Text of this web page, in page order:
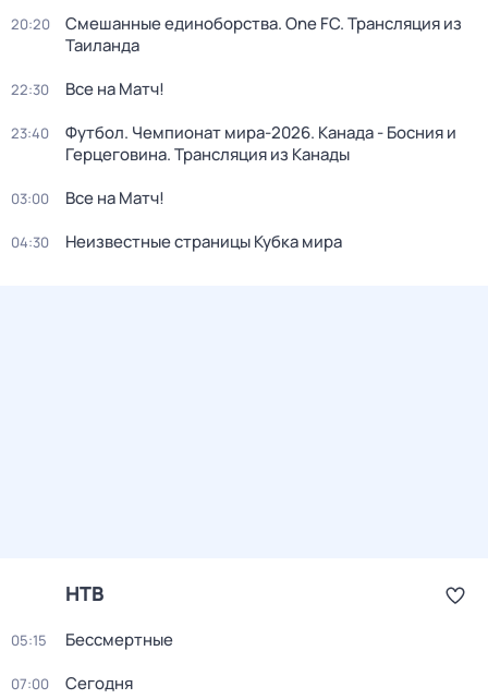
20:20
Смешанные единоборства. One FC. Трансляция из
Таиланда
22:30 Все на Матч!
23:40
Футбол. Чемпионат мира-2026. Канада - Босния и
Герцеговина. Трансляция из Канады
03:00 Все на Матч!
04:30 Неизвестные страницы Кубка мира
НТВ
05:15 Бессмертные
07:00 Сегодня